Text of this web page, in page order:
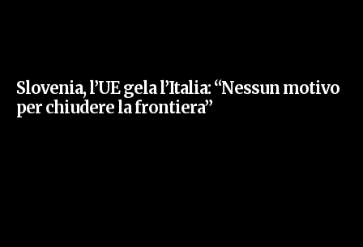
Slovenia, l’UE gela l’Italia: “Nessun motivo
per chiudere la frontiera”